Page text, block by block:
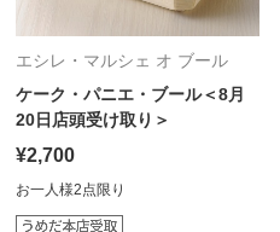
エシレ・マルシェ オ ブール
ケーク・パニエ・ブール＜8月
20日店頭受け取り＞
¥2,700
お一人様2点限り